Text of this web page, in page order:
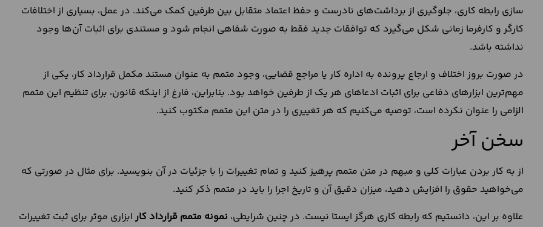
سازی رابطه کاری، جلوگیری از برداشت‌های نادرست و حفظ اعتماد متقابل بین طرفین کمک می‌کند. در عمل، بسیاری از اختلافات
کارگر و کارفرما زمانی شکل می‌گیرد که توافقات جدید فقط به ‌صورت شفاهی انجام شود و مستندی برای اثبات آن‌ها وجود
نداشته باشد.
در صورت بروز اختلاف و ارجاع پرونده به اداره کار یا مراجع قضایی، وجود متمم به‌ عنوان مستند مکمل قرارداد کار، یکی از
مهم‌ترین ابزارهای دفاعی برای اثبات ادعاهای هر یک از طرفین خواهد بود. بنابراین، فارغ از اینکه قانون، برای تنظیم این متمم
الزامی را عنوان نکرده است، توصیه می‌کنیم که هر تغییری را در متن این متمم مکتوب کنید.
سخن آخر
از به‌ کار بردن عبارات کلی و مبهم در متن متمم پرهیز کنید و تمام تغییرات را با جزئیات در آن بنویسید. برای مثال در صورتی که
می‌خواهید حقوق را افزایش دهید، میزان دقیق آن و تاریخ اجرا را باید در متمم ذکر کنید.
علاوه بر این، دانستیم که رابطه کاری هرگز ایستا نیست. در چنین شرایطی، نمونه متمم قرارداد کار ابزاری موثر برای ثبت تغییرات